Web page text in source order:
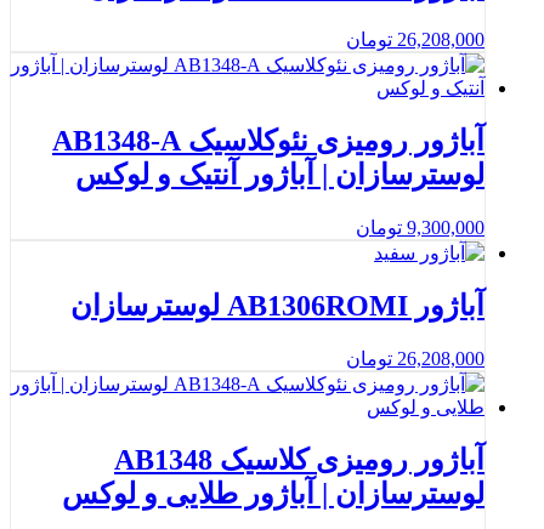
26,208,000 تومان
آباژور رومیزی نئوکلاسیک AB1348-A
لوسترسازان | آباژور آنتیک و لوکس
9,300,000 تومان
آباژور AB1306ROMI لوسترسازان
26,208,000 تومان
آباژور رومیزی کلاسیک AB1348
لوسترسازان | آباژور طلایی و لوکس